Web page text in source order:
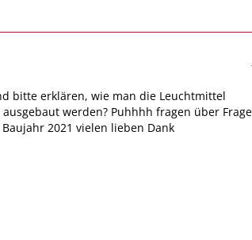
bitte erklären, wie man die Leuchtmittel
werden? Puhhhh fragen über
2021 vielen lieben Dank